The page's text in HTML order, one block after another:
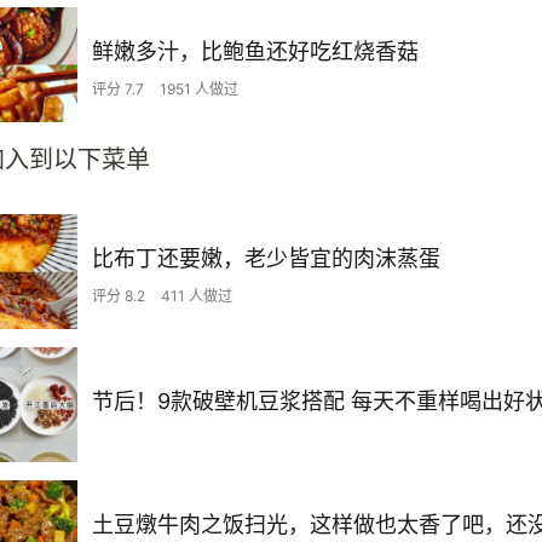
鲜嫩多汁，比鲍鱼还好吃红烧香菇
评分 7.7 1951 人做过
到以下菜单
比布丁还要嫩，老少皆宜的肉沫蒸蛋
评分 8.2 411 人做过
节后！9款破壁机豆浆搭配 每天不重样喝出好状